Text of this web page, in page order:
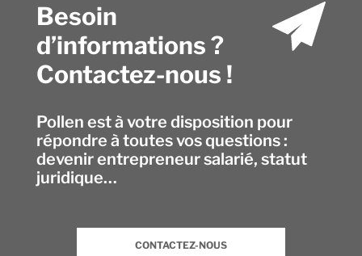
Besoin
d’informations ?
Contactez-nous !
Pollen est à votre disposition pour
répondre à toutes vos questions :
devenir entrepreneur salarié, statut
juridique…
CONTACTEZ-NOUS